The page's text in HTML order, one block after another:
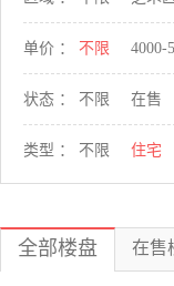
单价 ： 不限 4000-
状态 ： 不限 在售
类型 ： 不限 住宅
全部楼盘 在售